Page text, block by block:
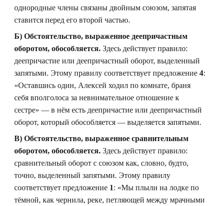
однородные члены связаны двойным союзом, запятая
ставится перед его второй частью.
Б) Обстоятельство, выраженное деепричастным
оборотом, обособляется. Здесь действует правило:
деепричастие или деепричастный оборот, выделенный
запятыми. Этому правилу соответствует предложение 4:
«Оставшись один, Алексей ходил по комнате, браня
себя вполголоса за невнимательное отношение к
сестре» — в нём есть деепричастие или деепричастный
оборот, который обособляется — выделяется запятыми.
В) Обстоятельство, выраженное сравнительным
оборотом, обособляется. Здесь действует правило:
сравнительный оборот с союзом как, словно, будто,
точно, выделенный запятыми. Этому правилу
соответствует предложение 1: «Мы плыли на лодке по
тёмной, как чернила, реке, петляющей между мрачными